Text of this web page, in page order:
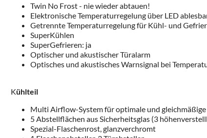
Twin No Frost - nie wieder abtauen!
Elektronische Temperaturregelung über LED
Getrennte Temperaturregelung für Kühl- und
SuperKühlen
SuperGefrieren: ja
Optischer und akustischer Türalarm
Optisches und akustisches Warnsignal bei
Kühlteil
Multi Airflow-System für optimale und
5 Abstellflächen aus Sicherheitsglas (3
Spezial-Flaschenrost, glanzverchromt